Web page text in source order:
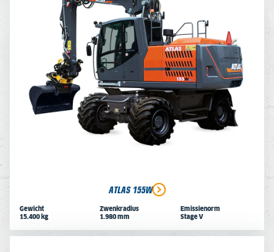
ATLAS 155W
Gewicht
15.400 kg
Zwenkradius
1.980 mm
Emissienorm
Stage V